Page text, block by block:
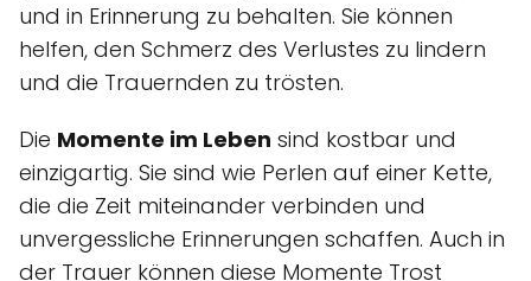
und in Erinnerung zu behalten. Sie können
helfen, den Schmerz des Verlustes zu lindern
und die Trauernden zu trösten.
Die Momente im Leben sind kostbar und
einzigartig. Sie sind wie Perlen auf einer Kette,
die die Zeit miteinander verbinden und
unvergessliche Erinnerungen schaffen. Auch in
der Trauer können diese Momente Trost